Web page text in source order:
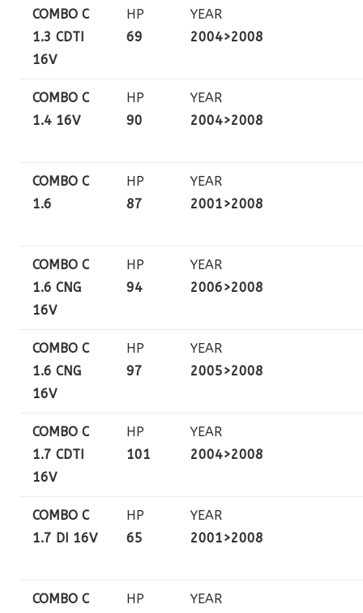
COMBO C
1.3 CDTI
16V
HP
69
YEAR
2004>2008
COMBO C
1.4 16V
HP
90
YEAR
2004>2008
COMBO C
1.6
HP
87
YEAR
2001>2008
COMBO C
1.6 CNG
16V
HP
94
YEAR
2006>2008
COMBO C
1.6 CNG
16V
HP
97
YEAR
2005>2008
COMBO C
1.7 CDTI
16V
HP
101
YEAR
2004>2008
COMBO C
1.7 DI 16V
HP
65
YEAR
2001>2008
COMBO C
HP
YEAR